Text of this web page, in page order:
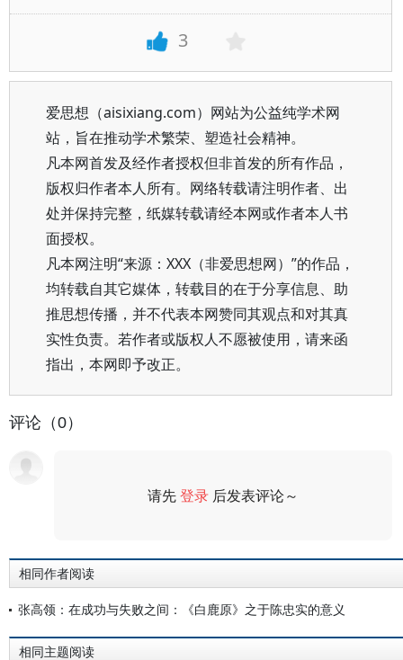
3
爱思想（aisixiang.com）网站为公益纯学术网
站，旨在推动学术繁荣、塑造社会精神。
凡本网首发及经作者授权但非首发的所有作品，
版权归作者本人所有。网络转载请注明作者、出
处并保持完整，纸媒转载请经本网或作者本人书
面授权。
凡本网注明“来源：XXX（非爱思想网）”的作品，
均转载自其它媒体，转载目的在于分享信息、助
推思想传播，并不代表本网赞同其观点和对其真
实性负责。若作者或版权人不愿被使用，请来函
指出，本网即予改正。
评论（0）
请先登录 后发表评论～
相同作者阅读
张高领：在成功与失败之间：《白鹿原》之于陈忠实的意义
相同主题阅读